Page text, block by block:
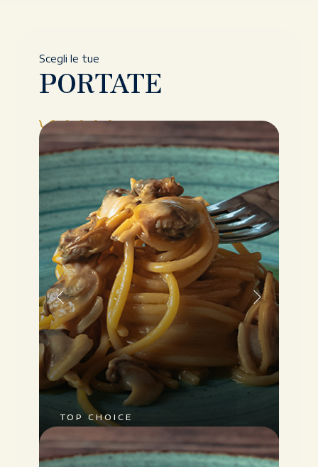
Scegli le tue
PORTATE
PRIMI PIATTI
TOP CHOICE
SPAGHETTI ALLE
VONGOLE